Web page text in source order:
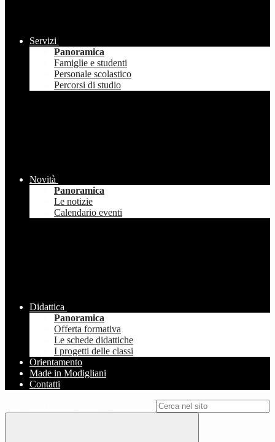
Servizi
Panoramica
Famiglie e studenti
Personale scolastico
Percorsi di studio
Novità
Panoramica
Le notizie
Calendario eventi
Didattica
Panoramica
Offerta formativa
Le schede didattiche
I progetti delle classi
Orientamento
Made in Modigliani
Contatti